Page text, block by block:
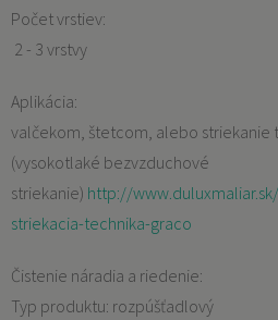
Počet vrstiev:
2 - 3 vrstvy
Aplikácia:
valčekom, štetcom, alebo striekanie
(vysokotlaké bezvzduchové
striekanie) http://
striekacia-technika-graco
Čistenie náradia a riedenie:
Typ produktu: rozpúšťadlový